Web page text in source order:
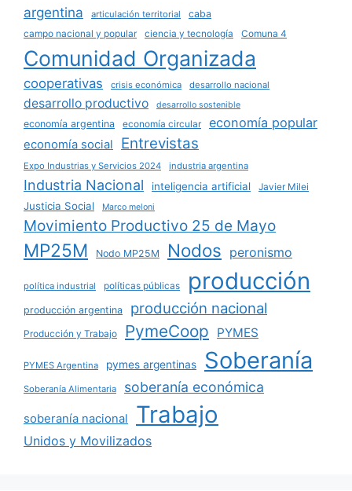
argentina articulación territorial
caba
campo nacional y popular
ciencia y tecnología Comuna 4
Comunidad Organizada
cooperativas crisis económica desarrollo nacional
desarrollo productivo desarrollo sostenible
economía argentina economía circular economía popular
economía social Entrevistas
Expo Industrias y Servicios 2024 industria argentina
Industria Nacional inteligencia artificial Javier Milei
Justicia Social Marco meloni
Movimiento Productivo 25 de Mayo
MP25M Nodo MP25M Nodos peronismo
política industrial políticas públicas producción
producción argentina producción nacional
Producción y Trabajo PymeCoop PYMES
PYMES Argentina pymes argentinas Soberanía
Soberanía Alimentaria soberanía económica
soberanía nacional Trabajo
Unidos y Movilizados